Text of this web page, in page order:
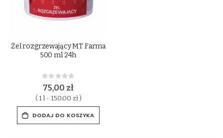
Żel rozgrzewający MT Farma
500 ml 24h
Rating:
0%
75,00 zł
( 1 l - 150.00 zł )
DODAJ DO KOSZYKA